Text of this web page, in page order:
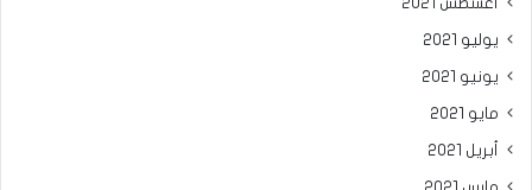
يوليو 2021
يونيو 2021
مايو 2021
أبريل 2021